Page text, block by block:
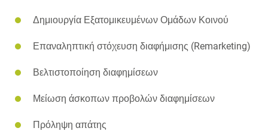
Δημιουργία Εξατομικευμένων Ομάδων Κοινού
Επαναληπτική στόχευση διαφήμισης (Remarketing)
Βελτιστοποίηση διαφημίσεων
Μείωση άσκοπων προβολών διαφημίσεων
Πρόληψη απάτης